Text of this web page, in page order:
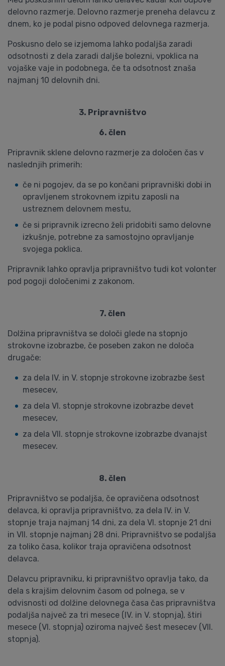
delovno razmerje. Delovno razmerje preneha delavcu z
dnem, ko je podal pisno odpoved delovnega razmerja.
Poskusno delo se izjemoma lahko podaljša zaradi
odsotnosti z dela zaradi daljše bolezni, vpoklica na
vojaške vaje in podobnega, če ta odsotnost znaša
najmanj 10 delovnih dni.
3. Pripravništvo
6. člen
Pripravnik sklene delovno razmerje za določen čas v
naslednjih primerih:
če ni pogojev, da se po končani pripravniški dobi in
opravljenem strokovnem izpitu zaposli na
ustreznem delovnem mestu,
če si pripravnik izrecno želi pridobiti samo delovne
izkušnje, potrebne za samostojno opravljanje
svojega poklica.
Pripravnik lahko opravlja pripravništvo tudi kot volonter
pod pogoji določenimi z zakonom.
7. člen
Dolžina pripravništva se določi glede na stopnjo
strokovne izobrazbe, če poseben zakon ne določa
drugače:
za dela IV. in V. stopnje strokovne izobrazbe šest
mesecev,
za dela VI. stopnje strokovne izobrazbe devet
mesecev,
za dela VII. stopnje strokovne izobrazbe dvanajst
mesecev.
8. člen
Pripravništvo se podaljša, če opravičena odsotnost
delavca, ki opravlja pripravništvo, za dela IV. in V.
stopnje traja najmanj 14 dni, za dela VI. stopnje 21 dni
in VII. stopnje najmanj 28 dni. Pripravništvo se podaljša
za toliko časa, kolikor traja opravičena odsotnost
delavca.
Delavcu pripravniku, ki pripravništvo opravlja tako, da
dela s krajšim delovnim časom od polnega, se v
odvisnosti od dolžine delovnega časa čas pripravništva
podaljša največ za tri mesece (IV. in V. stopnja), štiri
mesece (VI. stopnja) oziroma največ šest mesecev (VII.
stopnja).